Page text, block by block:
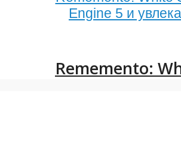
Engine 5 и
Rememento: